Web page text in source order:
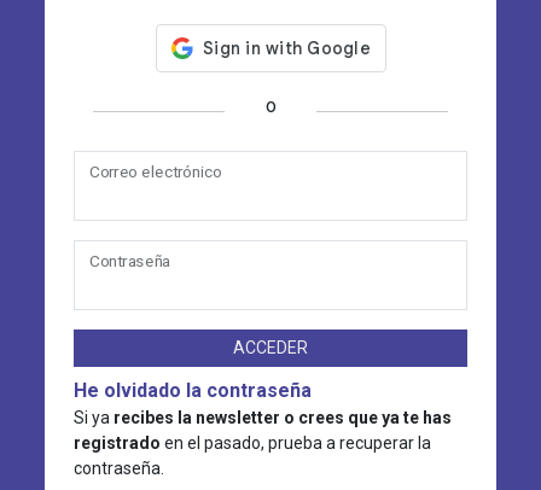
o
Correo electrónico
Contraseña
ACCEDER
He olvidado la contraseña
Si ya recibes la newsletter o crees que ya te has
registrado en el pasado, prueba a recuperar la
contraseña.